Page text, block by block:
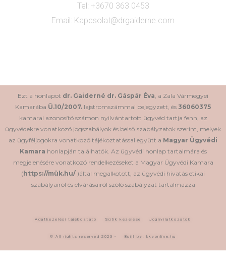
Tel: +3670 363 0453
Email: Kapcsolat@drgaiderne.com
Ezt a honlapot dr. Gaiderné dr. Gáspár Éva , a Zala Vármegyei
Kamarába Ü.10/2007. lajstromszámmal bejegyzett, és 36060375
kamarai azonosító számon nyilvántartott ügyvéd tartja fenn, az
ügyvédekre vonatkozó jogszabályok és belső szabályzatok szerint, melyek
az ügyféljogokra vonatkozó tájékoztatással együtt a Magyar Ügyvédi
Kamara honlapján találhatók. Az ügyvédi honlap tartalmára és
megjelenésére vonatkozó rendelkezéseket a Magyar Ügyvédi Kamara
(https://mük.hu/ )által megalkotott, az ügyvédi hivatás etikai
szabályairól és elvárásairól szóló szabályzat tartalmazza
Adatkezelési tájékoztató Sütik kezelése Jognyilatkozatok
© All rights reserved 2023 - Built by: kkvonline.hu